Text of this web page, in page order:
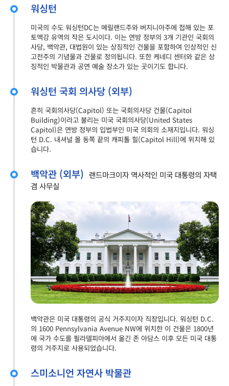
워싱턴
미국의 수도 워싱턴DC는 메릴랜드주와 버지니아주에 접해 있는 포
토맥강 유역의 작은 도시이다. 이는 연방 정부의 3개 기관인 국회의
사당, 백악관, 대법원이 있는 상징적인 건물을 포함하여 인상적인 신
고전주의 기념물과 건물로 정의됩니다. 또한 케네디 센터와 같은 상
징적인 박물관과 공연 예술 장소가 있는 곳이기도 합니다.
워싱턴 국회 의사당 (외부)
흔히 국회의사당(Capitol) 또는 국회의사당 건물(Capitol
Building)이라고 불리는 미국 국회의사당(United States
Capitol)은 연방 정부의 입법부인 미국 의회의 소재지입니다. 워싱
턴 D.C. 내셔널 몰 동쪽 끝의 캐피톨 힐(Capitol Hill)에 위치해 있
습니다.
백악관 (외부) 랜드마크이자 역사적인 미국 대통령의 자택
겸 사무실
백악관은 미국 대통령의 공식 거주지이자 직장입니다. 워싱턴 D.C.
의 1600 Pennsylvania Avenue NW에 위치한 이 건물은 1800년
에 국가 수도를 필라델피아에서 옮긴 존 아담스 이후 모든 미국 대통
령의 거주지로 사용되었습니다.
스미소니언 자연사 박물관